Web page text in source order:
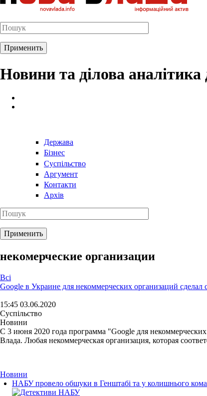
Новини та ділова
Держава
Бізнес
Суспільство
Аргумент
Контакти
Архів
некомерческие организации
Всі
Google в Украине для некоммерческих организаций
15:45 03.06.2020
Суспільство
Новини
С 3 июня 2020 года программа "Google для
Влада. Любая некоммерческая организация, которая
Новини
НАБУ провело обшуки в Генштабі та у колишнього